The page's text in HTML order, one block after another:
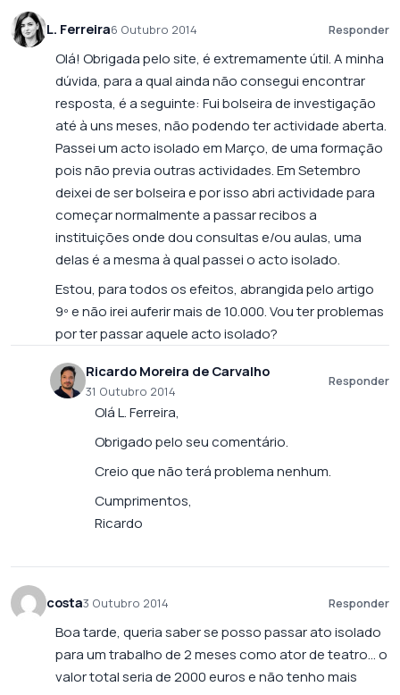
L. Ferreira6 Outubro 2014 Responder
Olá! Obrigada pelo site, é extremamente útil. A minha
dúvida, para a qual ainda não consegui encontrar
resposta, é a seguinte: Fui bolseira de investigação
até à uns meses, não podendo ter actividade aberta.
Passei um acto isolado em Março, de uma formação
pois não previa outras actividades. Em Setembro
deixei de ser bolseira e por isso abri actividade para
começar normalmente a passar recibos a
instituições onde dou consultas e/ou aulas, uma
delas é a mesma à qual passei o acto isolado.
Estou, para todos os efeitos, abrangida pelo artigo
9º e não irei auferir mais de 10.000. Vou ter problemas
por ter passar aquele acto isolado?
Ricardo Moreira de Carvalho
31 Outubro 2014
Responder
Olá L. Ferreira,
Obrigado pelo seu comentário.
Creio que não terá problema nenhum.
Cumprimentos,
Ricardo
costa3 Outubro 2014 Responder
Boa tarde, queria saber se posso passar ato isolado
para um trabalho de 2 meses como ator de teatro… o
valor total seria de 2000 euros e não tenho mais